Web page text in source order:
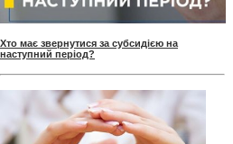
Хто має звернутися за субсидією на
наступний період?